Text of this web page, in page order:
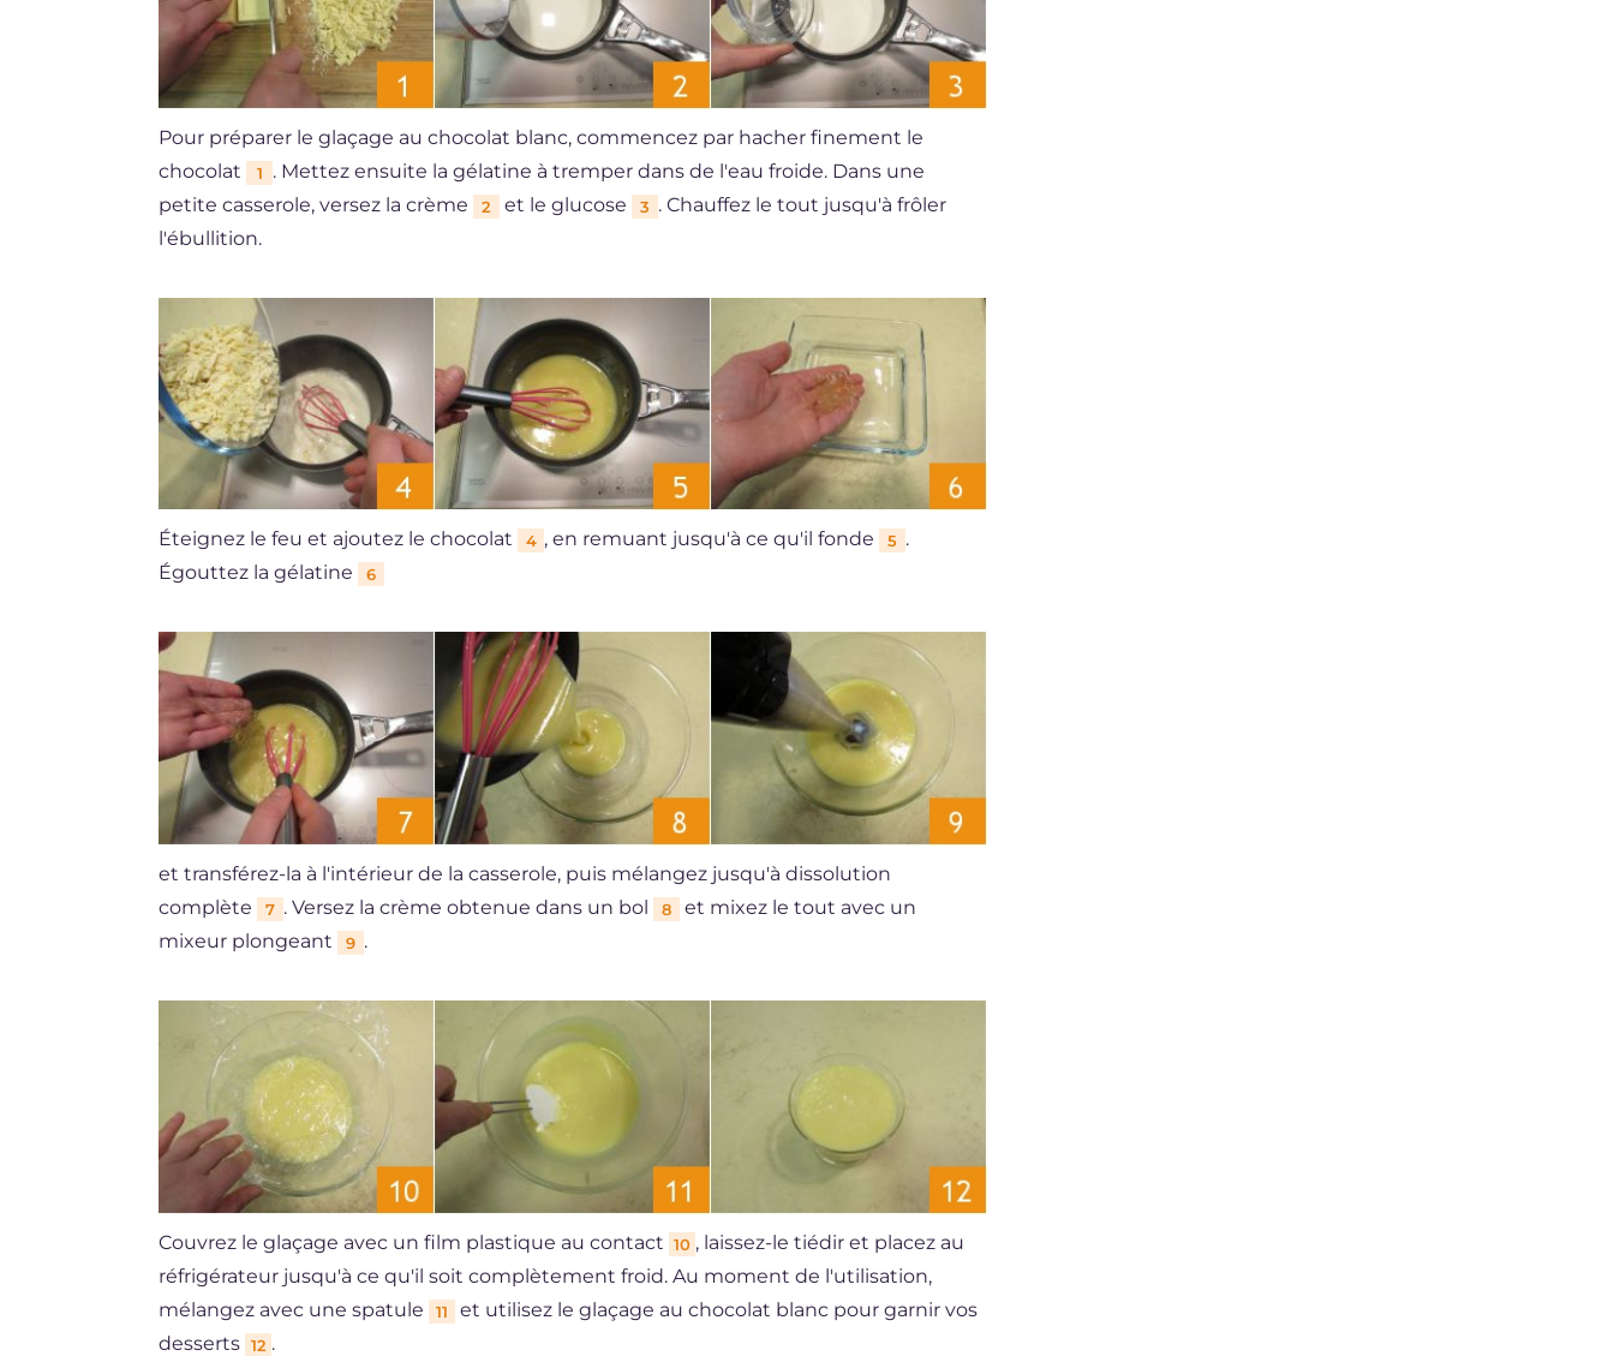
Pour préparer le glaçage au chocolat blanc, commencez par hacher finement le
chocolat
1
. Mettez ensuite la gélatine à tremper dans de l'eau froide. Dans une
petite casserole, versez la crème
2 et le glucose 3 . Chauffez le tout jusqu'à frôler
l'ébullition.
Éteignez le feu et ajoutez le chocolat 4 , en remuant jusqu'à ce qu'il fonde 5 .
Égouttez la gélatine
6
et transférez-la à l'intérieur de la casserole, puis mélangez jusqu'à dissolution
complète
7 . Versez la crème obtenue dans un bol 8
et mixez le tout avec un
mixeur plongeant
9 .
Couvrez le glaçage avec un film plastique au contact 10 , laissez-le tiédir et placez au
réfrigérateur jusqu'à ce qu'il soit complètement froid. Au moment de l'utilisation,
mélangez avec une spatule
11
et utilisez le glaçage au chocolat blanc pour garnir vos
desserts 12 .